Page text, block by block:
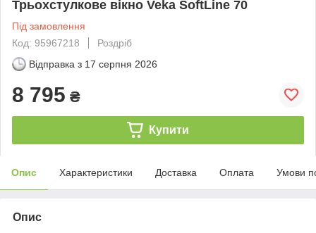
Трьохстулкове вікно Veka SoftLine 70
Під замовлення
Код: 95967218
Роздріб
Відправка з 17 серпня 2026
8 795 ₴
Купити
Опис Характеристики Доставка Оплата Умови
Опис